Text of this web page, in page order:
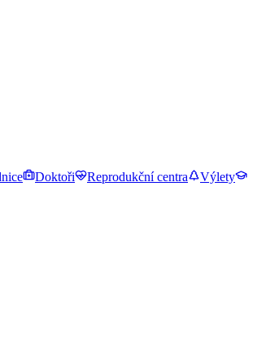
Doktoři Reprodukční centra
Výlety